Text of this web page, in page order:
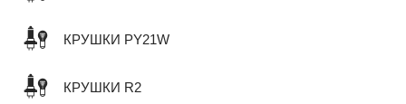
КРУШКИ PY21W
КРУШКИ R2